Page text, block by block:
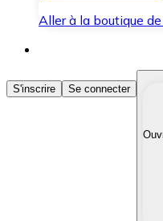
Aller à la boutique
Acheter des
Achetez les
Convertissez vos
S'inscrire Se connecter